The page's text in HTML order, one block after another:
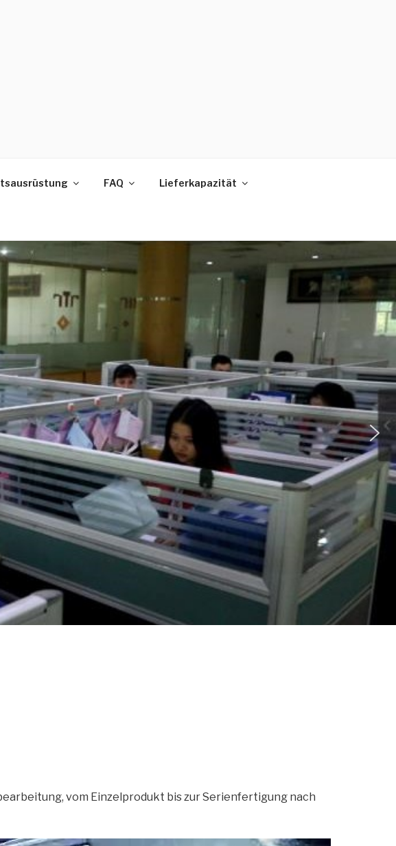
FAQ Lieferkapazität
vom Einzelprodukt bis zur Serienfertigung nach